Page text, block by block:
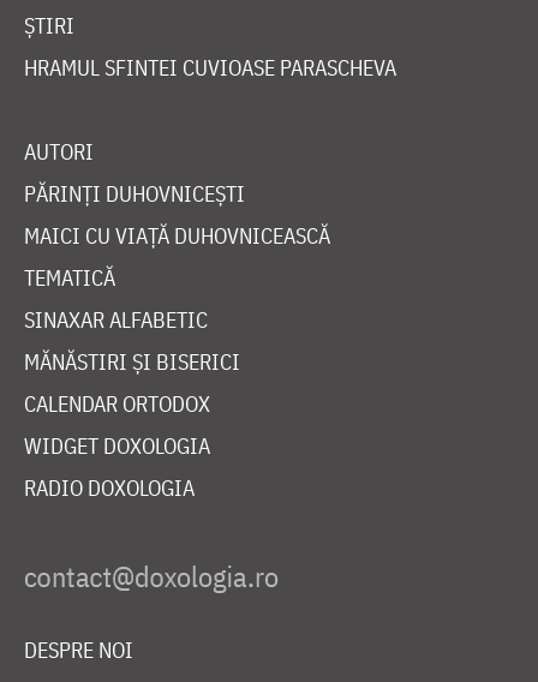
ȘTIRI
HRAMUL SFINTEI CUVIOASE PARASCHEVA
AUTORI
PĂRINȚI DUHOVNICEȘTI
MAICI CU VIAȚĂ DUHOVNICEASCĂ
TEMATICĂ
SINAXAR ALFABETIC
MĂNĂSTIRI ȘI BISERICI
CALENDAR ORTODOX
WIDGET DOXOLOGIA
RADIO DOXOLOGIA
DESPRE NOI